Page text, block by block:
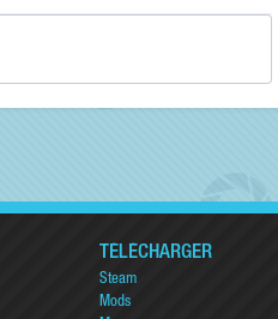
TÉLÉCHARGER
Steam
Mods